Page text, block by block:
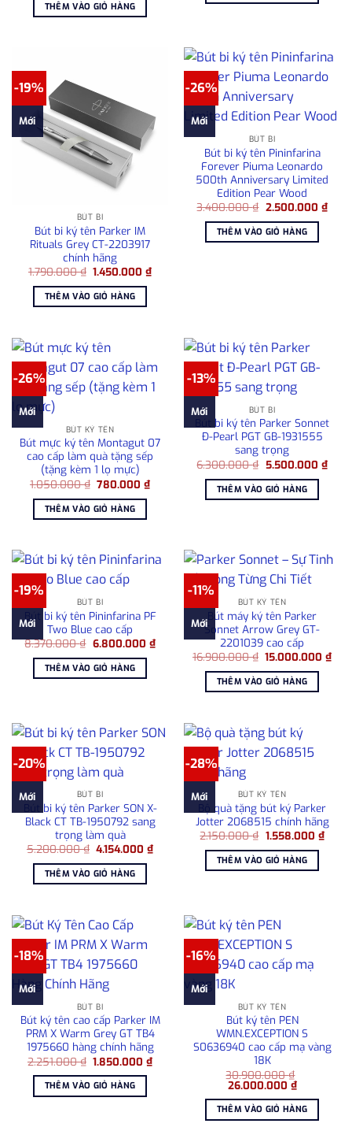
9.800.000 ₫.
THÊM VÀO GIỎ HÀNG
-19%
Mới
BÚT BI
Bút bi ký tên Parker IM
Rituals Grey CT-2203917
chính hãng
1.790.000₫ Giá
là:
1.790.000 ₫.
1.450.000₫Giá
THÊM VÀO GIỎ HÀNG
-26%
Mới
BÚT BI
Bút bi ký tên Pininfarina
Forever Piuma Leonardo
500th Anniversary Limited
Edition Pear Wood
3.400.000₫ Giá
là:
3.400.000 ₫.
2.500.000 ₫Giá
hiện
THÊM VÀO GIỎ HÀNG
-26%
Mới
BÚT KÝ TÊN
Bút mực ký tên Montagut 07
cao cấp làm quà tặng sếp
(tặng kèm 1 lọ mực)
1.050.000₫ Giá
là:
1.050.000 ₫.
780.000₫Giá
hiện
THÊM VÀO GIỎ HÀNG
-13%
Mới BÚT BI
Bút bi ký tên Parker Sonnet
Đ-Pearl PGT GB-1931555
sang trọng
6.300.000₫ Giá
là:
6.300.000 ₫.
5.500.000 ₫Giá
hiện
THÊM VÀO GIỎ HÀNG
-19%
Mới
BÚT BI
Bút bi ký tên Pininfarina PF
Two Blue cao cấp
8.370.000₫ Giá
là:
8.370.000 ₫.
6.800.000 ₫Giá
hiện
6.800.000 ₫.
THÊM VÀO GIỎ HÀNG
-11%
Mới
BÚT KÝ TÊN
Bút máy ký tên Parker
Sonnet Arrow Grey GT-
2201039 cao cấp
16.900.000₫ Giá
là:
16.900.000 ₫.
15.000.000₫Giá
hiện
THÊM VÀO GIỎ HÀNG
-20%
Mới BÚT BI
Bút bi ký tên Parker SON X-
Black CT TB-1950792 sang
trọng làm quà
5.200.000₫ Giá
là:
5.200.000 ₫.
4.154.000₫Giá
hiện
THÊM VÀO GIỎ HÀNG
-28%
Mới BÚT KÝ TÊN
Bộ quà tặng bút ký Parker
Jotter 2068515 chính hãng
2.150.000₫ Giá
là:
2.150.000 ₫.
1.558.000 ₫Giá
hiện
THÊM VÀO GIỎ HÀNG
-18%
Mới
BÚT BI
Bút ký tên cao cấp Parker IM
PRM X Warm Grey GT TB4
1975660 hàng chính hãng
2.251.000₫ Giá
là:
2.251.000 ₫.
1.850.000₫Giá
hiện
1.850.000 ₫.
THÊM VÀO GIỎ HÀNG
-16%
Mới
BÚT KÝ TÊN
Bút ký tên PEN
WMN.EXCEPTION S
S0636940 cao cấp mạ vàng
18K
30.900.000₫
Giá
là:
30.900.000 ₫.
26.000.000 ₫Giá
hiện
tại
là:
THÊM VÀO GIỎ HÀNG